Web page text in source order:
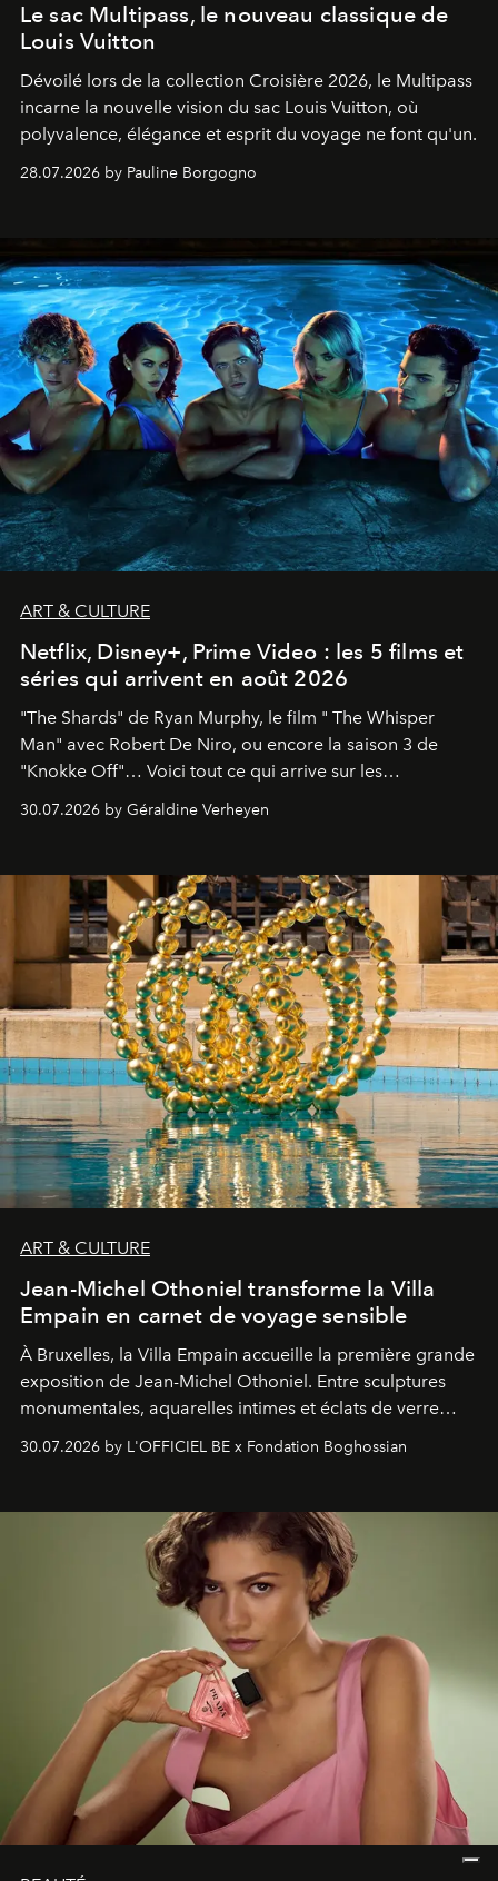
Le sac Multipass, le nouveau classique de
Louis Vuitton
Dévoilé lors de la collection Croisière 2026, le Multipass
incarne la nouvelle vision du sac Louis Vuitton, où
polyvalence, élégance et esprit du voyage ne font qu'un.
28.07.2026 by Pauline Borgogno
ART & CULTURE
Netflix, Disney+, Prime Video : les 5 films et
séries qui arrivent en août 2026
"The Shards" de Ryan Murphy, le film " The Whisper
Man" avec Robert De Niro, ou encore la saison 3 de
"Knokke Off"… Voici tout ce qui arrive sur les
plateformes de streaming en août 2026.
30.07.2026 by Géraldine Verheyen
ART & CULTURE
Jean-Michel Othoniel transforme la Villa
Empain en carnet de voyage sensible
À Bruxelles, la Villa Empain accueille la première grande
exposition de Jean-Michel Othoniel. Entre sculptures
monumentales, aquarelles intimes et éclats de verre
soufflé, l’artiste français compose un itinéraire
émotionnel où chaque œuvre devient le souvenir
émerveillement.
30.07.2026 by L'OFFICIEL BE x Fondation Boghossian